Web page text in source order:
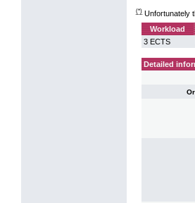
(*) Unfortunately
Workload
3 ECTS
Detailed